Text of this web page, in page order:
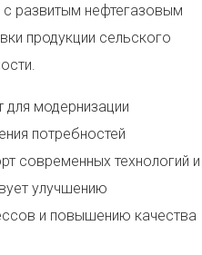
с развитым нефтегазовым
продукции сельского
модернизации
потребностей
современных технологий и
улучшению
и повышению качества